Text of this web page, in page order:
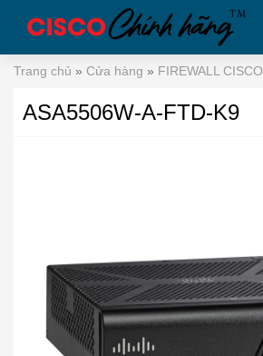
Trang chủ » Cửa hàng » FIREWALL CISCO
ASA5506W-A-FTD-K9